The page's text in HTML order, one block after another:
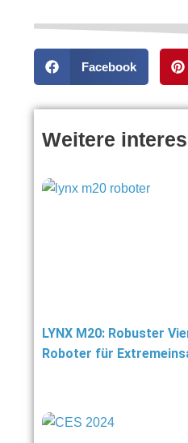
Facebook
Weitere
LYNX M20: Robuster
Roboter für